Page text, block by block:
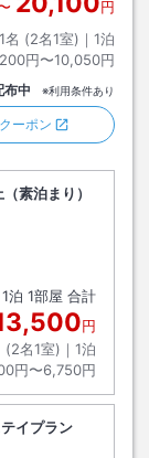
円
名 (2名1室)｜ 1泊
円〜10,050円
布中 ※利用条件あり
ーポン
素泊まり）
1泊 1部屋 合計
円
(2名1室)｜ 1泊
円〜6,750円
イプラン